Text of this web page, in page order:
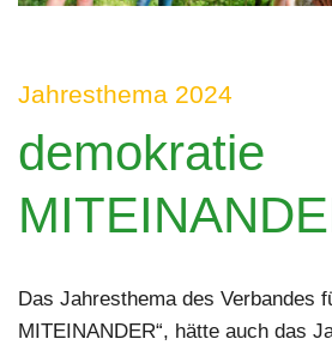
Jahresthema 2024
demokratie
Das Jahresthema des Verbandes
MITEINANDER“, hätte auch das